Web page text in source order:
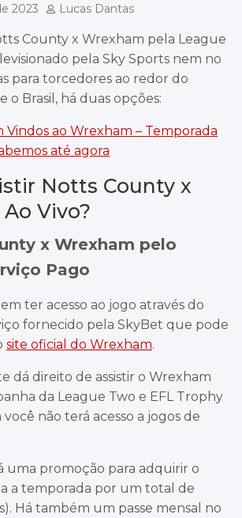
2023 Lucas Dantas
County x Wrexham pela League
pela Sky Sports nem no
para torcedores ao redor do
o Brasil, há duas opções:
Vindos ao Wrexham – Temporada
até agora
Notts County x
Vivo?
x Wrexham pelo
Pago
ter acesso ao jogo através do
fornecido pela SkyBet que pode
site oficial do Wrexham.
dá direito de assistir o Wrexham
da League Two e EFL Trophy
não terá acesso a jogos de
uma promoção para adquirir o
a temporada por um total de
Há também um passe mensal no